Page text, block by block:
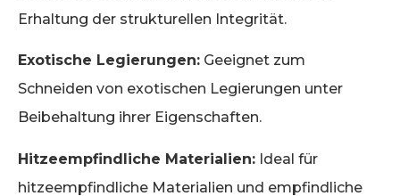
Erhaltung der strukturellen Integrität.
Exotische Legierungen: Geeignet zum
Schneiden von exotischen Legierungen unter
Beibehaltung ihrer Eigenschaften.
Hitzeempfindliche Materialien: Ideal für
hitzeempfindliche Materialien und empfindliche